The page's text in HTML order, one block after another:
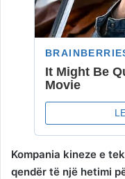
Kompania kineze e
qendër të një hetimi